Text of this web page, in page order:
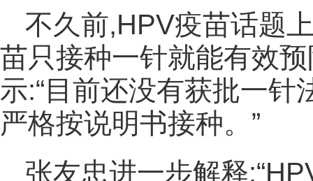
不久前,HPV疫苗话题
苗只接种一针就能有效
示:“目前还没有获批一
严格按说明书接种。”
张友忠进一步解释